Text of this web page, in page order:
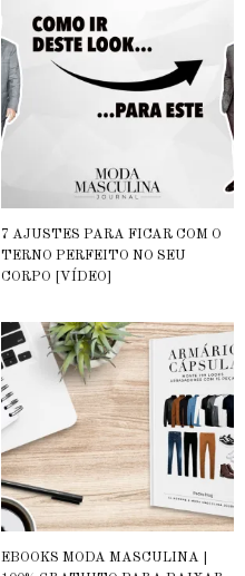
7 AJUSTES PARA FICAR COM O
TERNO PERFEITO NO SEU
CORPO [VÍDEO]
EBOOKS MODA MASCULINA |